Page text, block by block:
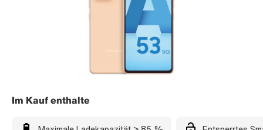
Im Kauf enthalte